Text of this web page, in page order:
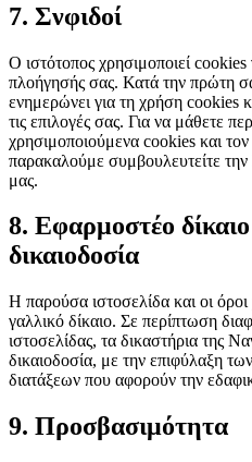
7. Σνφιδοί
Ο ιστότοπος χρησιμοποιεί cookies
πλοήγησής σας. Κατά την πρώτη
ενημερώνει για τη χρήση cookies
τις επιλογές σας. Για να μάθετε
χρησιμοποιούμενα cookies και τον
παρακαλούμε συμβουλευτείτε την
μας.
8. Εφαρμοστέο
δικαιοδοσία
Η παρούσα ιστοσελίδα και οι όροι
γαλλικό δίκαιο. Σε περίπτωση
ιστοσελίδας, τα δικαστήρια της
δικαιοδοσία, με την επιφύλαξη
διατάξεων που αφορούν την
9. Προσβασιμότητα